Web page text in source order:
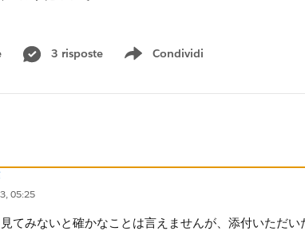
3 risposte Condividi
Show menu
05:25
てみないと確かなことは言えませんが、添付いただ